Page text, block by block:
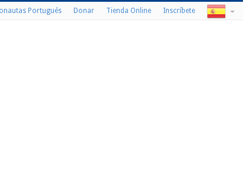
Portugués Donar Tienda Online Inscríbete